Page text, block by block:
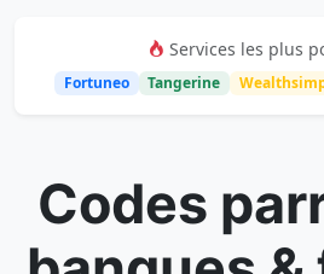
Codes
Services les plus
Fortuneo Tangerine